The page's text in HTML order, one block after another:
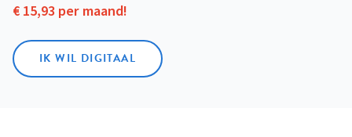
€ 15,93 per maand!
IK WIL DIGITAAL